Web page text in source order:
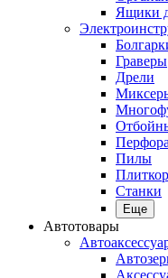
Ящики
Граверы
Дрели
Пилы
Станки
Еще
Автотовары